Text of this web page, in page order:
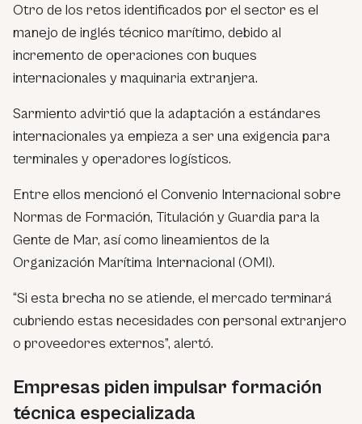
Otro de los retos identificados por el sector es el
manejo de inglés técnico marítimo, debido al
incremento de operaciones con buques
internacionales y maquinaria extranjera.
Sarmiento advirtió que la adaptación a estándares
internacionales ya empieza a ser una exigencia para
terminales y operadores logísticos.
Entre ellos mencionó el Convenio Internacional sobre
Normas de Formación, Titulación y Guardia para la
Gente de Mar, así como lineamientos de la
Organización Marítima Internacional (OMI).
“Si esta brecha no se atiende, el mercado terminará
cubriendo estas necesidades con personal extranjero
o proveedores externos”, alertó.
Empresas piden impulsar formación
técnica especializada